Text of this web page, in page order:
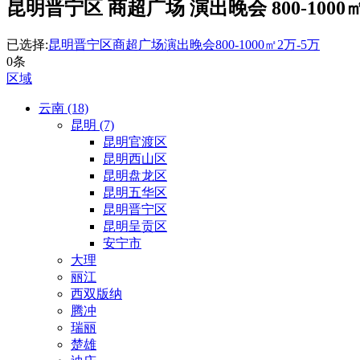
昆明晋宁区 商超广场 演出晚会 800-1000
已选择:昆明晋宁区商超广场演出晚会800-1000㎡2万-5万
0条
区域
云南 (18)
昆明 (7)
昆明官渡区
昆明西山区
昆明盘龙区
昆明五华区
昆明晋宁区
昆明呈贡区
安宁市
大理
丽江
西双版纳
腾冲
瑞丽
楚雄